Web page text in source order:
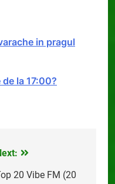
in pragul
la 17:00?
20 Vibe FM (20